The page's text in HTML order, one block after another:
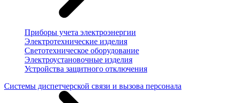
Приборы учета электроэнергии
Электротехнические изделия
Светотехническое оборудование
Электроустановочные изделия
Устройства защитного отключения
Системы диспетчерской связи и вызова персонала